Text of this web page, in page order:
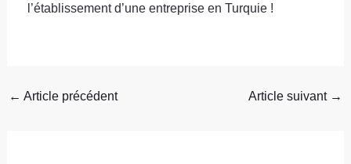
l’établissement d’une entreprise en Turquie !
← Article précédent Article suivant →